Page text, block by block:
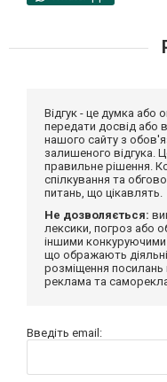
Відгук - це думка або
передати досвід або
нашого сайту з
залишеного відгука.
правильне рішення.
спілкування та
питань, що цікавлять.
Не дозволяється:
лексики, погроз або
іншими конкуруючими
що ображають
розміщення посилань
реклама та
Введіть email: